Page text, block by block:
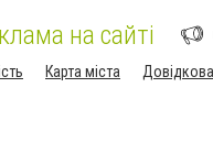
на сайті
Карта міста Довідкова